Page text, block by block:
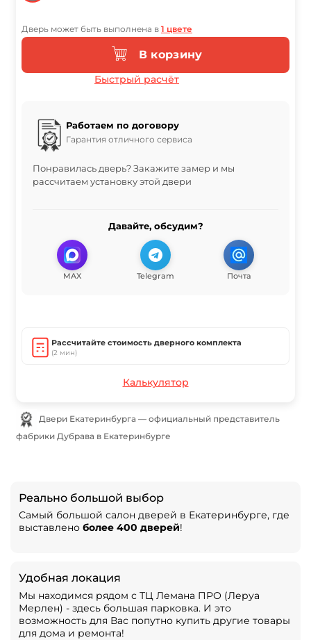
Дверь может быть выполнена в 1 цвете
В корзину
Быстрый расчёт
Работаем по договору
Гарантия отличного сервиса
Понравилась дверь? Закажите замер и мы
рассчитаем установку этой двери
Давайте, обсудим?
MAX Telegram Почта
Рассчитайте стоимость дверного комплекта
(2 мин)
Калькулятор
фабрики Дубрава в Екатеринбурге
Реально большой выбор
Самый большой салон дверей в Екатеринбурге, где
выставлено более 400 дверей!
Удобная локация
Мы находимся рядом с ТЦ Лемана ПРО (Леруа
Мерлен) - здесь большая парковка. И это
возможность для Вас попутно купить другие товары
для дома и ремонта!